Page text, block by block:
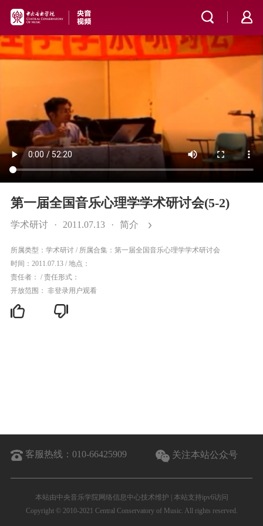
第一届全国音乐心理学学术研讨会(5-2)
学术研讨 · 2011.07.13 · 简介
所属类型：学术研讨 /所属合集：第一届全国音乐心理学学术研讨会
时间：2011.07.13 /地点：
责任者： /责任形式：
开放范围： 非登录用户观看
客服热线：010-66425909 关注本站公众号
本站由中央音乐学院网络信息中心技术维护 | 本站支持ipv6访问
Copyright © 2010-2021 Central Conservatory of Music. All rights reserved.